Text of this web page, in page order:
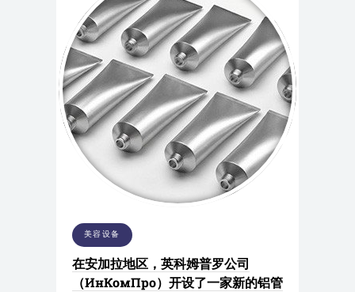
美容设备
在安加拉地区，英科姆普罗公司
（ИнКомПро）开设了一家新的铝管